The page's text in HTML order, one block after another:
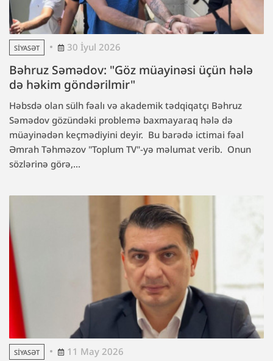
SIYASƏT 30 İyul 2026
Bəhruz Səmədov: "Göz müayinəsi üçün hələ
də həkim göndərilmir"
Həbsdə olan sülh fəalı və akademik tədqiqatçı Bəhruz
Səmədov gözündəki problemə baxmayaraq hələ də
müayinədən keçmədiyini deyir. Bu barədə ictimai fəal
Əmrah Təhməzov "Toplum TV"-yə məlumat verib. Onun
sözlərinə görə,...
SIYASƏT 11 May 2026